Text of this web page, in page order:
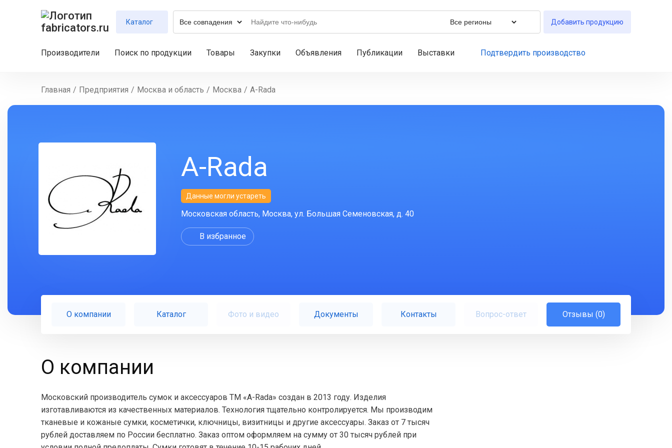
Каталог Добавить продукцию
Производители Поиск по продукции Товары Закупки Объявления Публикации Выставки Подтвердить производство
Главная / Предприятия / Москва и область / Москва / A-Rada
A-Rada
Данные могли устареть
Московская область, Москва, ул. Большая Семеновская, д. 40
В избранное
О компании Каталог Фото и видео Документы Контакты Вопрос-ответ Отзывы (0)
О компании
Московский производитель сумок и аксессуаров ТМ «A-Rada» создан в 2013 году. Изделия
изготавливаются из качественных материалов. Технология тщательно контролируется. Мы производим
тканевые и кожаные сумки, косметички, ключницы, визитницы и другие аксессуары. Заказ от 7 тысяч
рублей доставляем по России бесплатно. Заказ оптом оформляем на сумму от 30 тысяч рублей при